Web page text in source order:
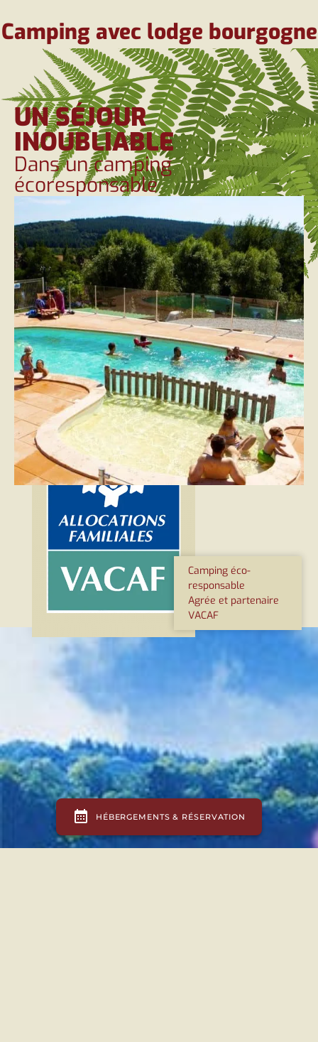
Camping avec lodge bourgogne
UN SÉJOUR
INOUBLIABLE
Dans un camping
écoresponsable
Camping éco-
responsable
Agrée et partenaire
VACAF